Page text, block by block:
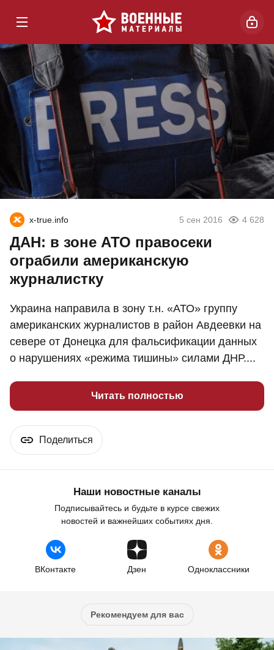
x-true.info 5 сен 2016 4 628
ДАН: в зоне АТО правосеки
ограбили американскую
журналистку
Украина направила в зону т.н. «АТО» группу
американских журналистов в район Авдеевки на
севере от Донецка для фальсификации данных
о нарушениях «режима тишины» силами ДНР....
Читать полностью
Поделиться
Наши новостные каналы
Подписывайтесь и будьте в курсе свежих
новостей и важнейших событиях дня.
ВКонтакте Дзен Одноклассники
Рекомендуем для вас